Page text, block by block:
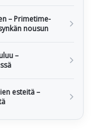
– Primetime-
nousun
–
esteitä –